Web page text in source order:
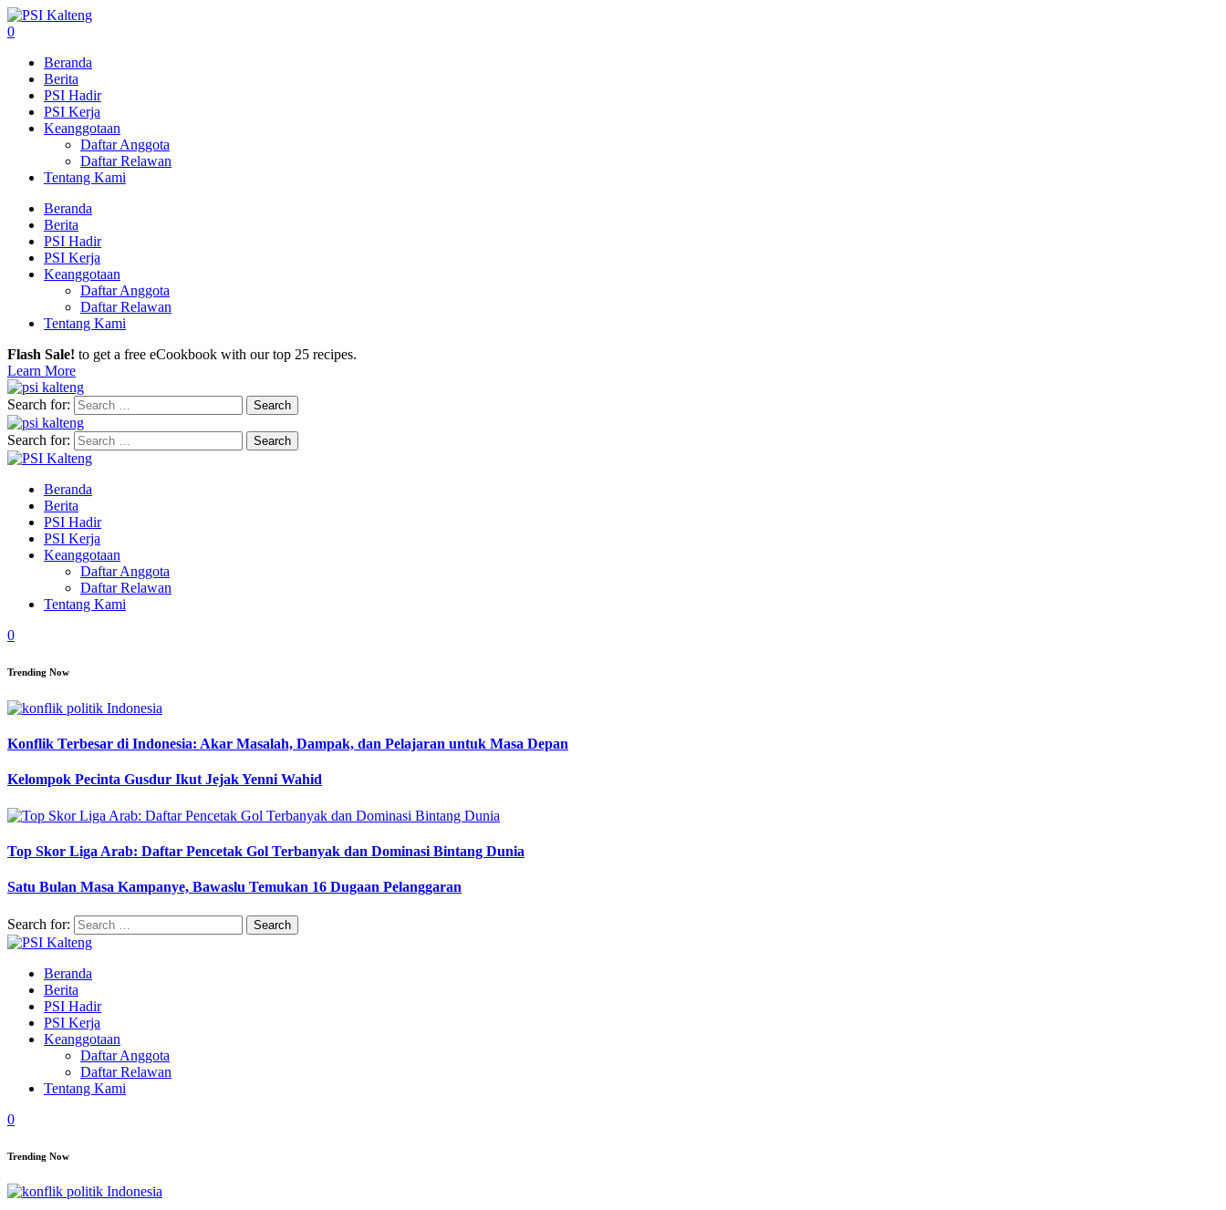
0
Beranda
Berita
PSI Hadir
PSI Kerja
Keanggotaan
Daftar Anggota
Daftar Relawan
Tentang Kami
Beranda
Berita
PSI Hadir
PSI Kerja
Keanggotaan
Daftar Anggota
Daftar Relawan
Tentang Kami
Flash Sale! to get a free eCookbook with our top 25 recipes.
Learn More
Search for:
Search for:
Beranda
Berita
PSI Hadir
PSI Kerja
Keanggotaan
Daftar Anggota
Daftar Relawan
Tentang Kami
0
Trending Now
Konflik Terbesar di Indonesia: Akar Masalah, Dampak, dan Pelajaran untuk Masa Depan
Kelompok Pecinta Gusdur Ikut Jejak Yenni Wahid
Top Skor Liga Arab: Daftar Pencetak Gol Terbanyak dan Dominasi Bintang Dunia
Satu Bulan Masa Kampanye, Bawaslu Temukan 16 Dugaan Pelanggaran
Search for:
Beranda
Berita
PSI Hadir
PSI Kerja
Keanggotaan
Daftar Anggota
Daftar Relawan
Tentang Kami
0
Trending Now